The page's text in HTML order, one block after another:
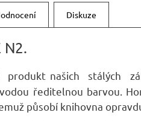
Diskuze
N2.
našich stálých
ředitelnou barvou.
působí knihovna